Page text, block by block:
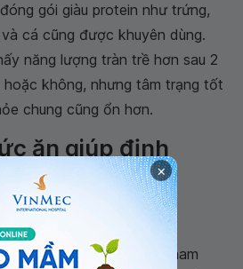
gói giàu protein như trứng,
cá cũng được khuyên dùng.
năng lượng tràn trề hơn sau 2
không, nhưng tâm trạng tốt
chung cũng ổn hơn.
ăn giúp định
bác sĩ hoặc chuyên gia
ít carb, người bệnh cần tham
×